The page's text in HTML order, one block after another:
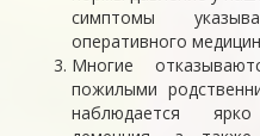
симптомы
оперативного
Многие
пожилыми
наблюдается